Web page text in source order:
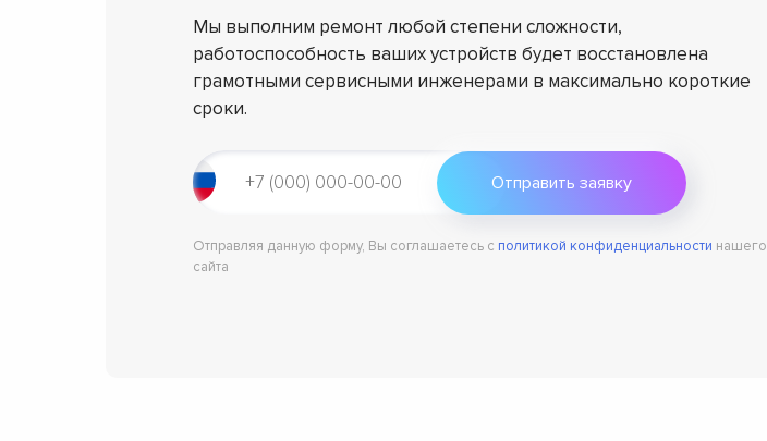
Мы выполним ремонт любой степени сложности,
работоспособность ваших устройств будет восстановлена
грамотными сервисными инженерами в максимально короткие
сроки.
Отправляя данную форму, Вы соглашаетесь с политикой конфиденциальности нашего
сайта